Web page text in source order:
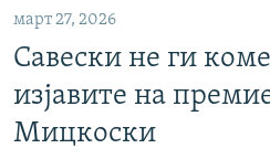
март 27, 2026
Савески не ги
изјавите на
Мицкоски